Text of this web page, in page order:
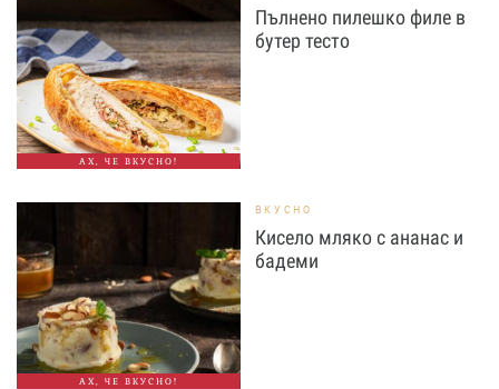
АХ, ЧЕ ВКУСНО!
Пълнено пилешко филе в
бутер тесто
АХ, ЧЕ ВКУСНО!
ВКУСНО
Кисело мляко с ананас и
бадеми